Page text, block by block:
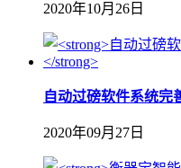
2020年10月26日
自动过磅软件系统完
2020年09月27日